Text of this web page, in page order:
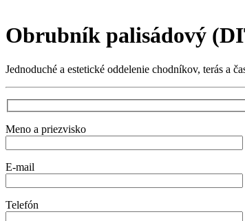
Obrubník palisádový
Jednoduché a estetické oddelenie chodníkov, terás a
Meno a priezvisko
E-mail
Telefón